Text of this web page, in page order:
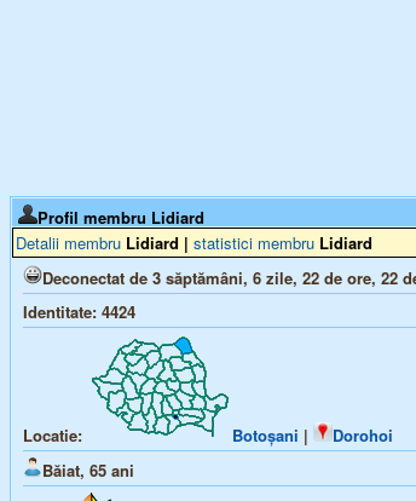
Profil membru Lidiard
Detalii membru Lidiard | statistici membru Lidiard
Deconectat de 3 săptămâni, 6 zile, 22 de ore, 22
Identitate: 4424
Locatie: Botoșani |
Dorohoi
Băiat, 65 ani